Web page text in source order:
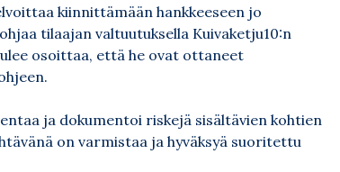
kiinnittämään hankkeeseen jo
tilaajan valtuutuksella Kuivaketju10:n
osoittaa, että he ovat ottaneet
ja dokumentoi riskejä sisältävien kohtien
on varmistaa ja hyväksyä suoritettu